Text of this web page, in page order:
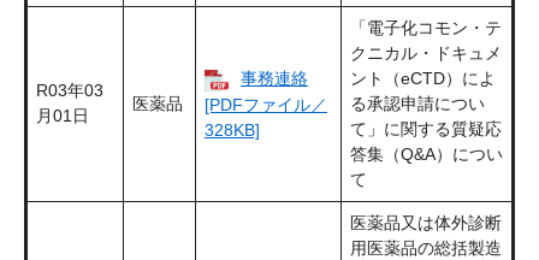
R03年03
月01日
医薬品
事務連絡
[PDFファイル／
328KB]
「電子化コモン・テ
クニカル・ドキュメ
ント（eCTD）によ
る承認申請につい
て」に関する質疑応
答集（Q&A）につい
て
医薬品又は体外診断
用医薬品の総括製造